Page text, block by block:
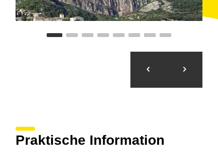
en lugar de la Santa Cueva, a la derecha.
Finalmente, se llega a laplaza de la Fontjusto frente
son fabulosas, tanto desde la ubicación del
Praktische Information